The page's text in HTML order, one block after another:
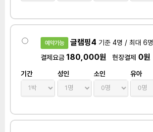
예약가능 글램핑4 기준 4명 / 최대 6명
결제요금 180,000원 현장결제 0원
기간 성인 소인 유아